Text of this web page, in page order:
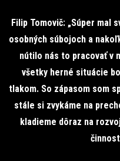
Filip Tomovič: „Súper mal
osobných súbojoch a
nútilo nás to pracovať v
všetky herné situácie
tlakom. So zápasom som
stále si zvykáme na
kladieme dôraz na